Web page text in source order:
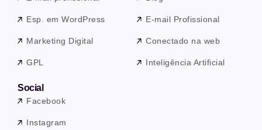
Esp. em WordPress
Marketing Digital
GPL
E-mail Profissional
Conectado na web
Inteligência Artificial
Social
Facebook
Instagram